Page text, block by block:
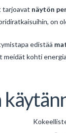
tarjoavat näytön
on
edistää
kohti